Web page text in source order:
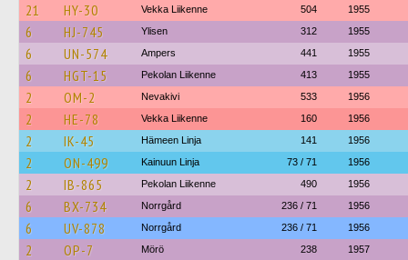
21 HY-30 Vekka Liikenne 504 1955
6 HJ-745 Ylisen 312 1955
6 UN-574 Ampers 441 1955
6 HGT-15 Pekolan Liikenne 413 1955
2 OM-2 Nevakivi 533 1956
2 HE-78 Vekka Liikenne 160 1956
2 IK-45 Hämeen Linja 141 1956
2 ON-499 Kainuun Linja 73 / 71 1956
2 IB-865 Pekolan Liikenne 490 1956
6 BX-734 Norrgård 236 / 71 1956
6 UV-878 Norrgård 236 / 71 1956
2 OP-7 Mörö 238 1957